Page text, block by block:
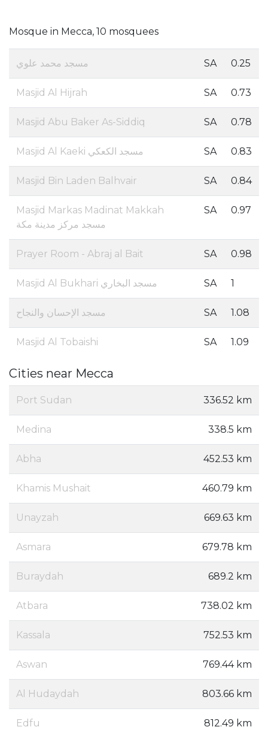
Mosque in Mecca, 10 mosquees
مسجد محمد علوي SA 0.25
Masjid Al Hijrah SA 0.73
Masjid Abu Baker As-Siddiq SA 0.78
Masjid Al Kaeki مسجد الكعكي SA 0.83
Masjid Bin Laden Balhvair SA 0.84
Masjid Markas Madinat Makkah
مسجد مركز مدينة مكة
SA 0.97
Prayer Room - Abraj al Bait SA 0.98
Masjid Al Bukhari مسجد البخاري SA 1
مسجد الإحسان والنجاح SA 1.08
Masjid Al Tobaishi SA 1.09
Cities near Mecca
Port Sudan 336.52 km
Medina 338.5 km
Abha 452.53 km
Khamis Mushait 460.79 km
Unayzah 669.63 km
Asmara 679.78 km
Buraydah 689.2 km
Atbara 738.02 km
Kassala 752.53 km
Aswan 769.44 km
Al Hudaydah 803.66 km
Edfu 812.49 km